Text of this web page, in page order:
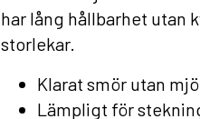
har lång hållbarhet utan
storlekar.
Klarat smör utan
Lämpligt för